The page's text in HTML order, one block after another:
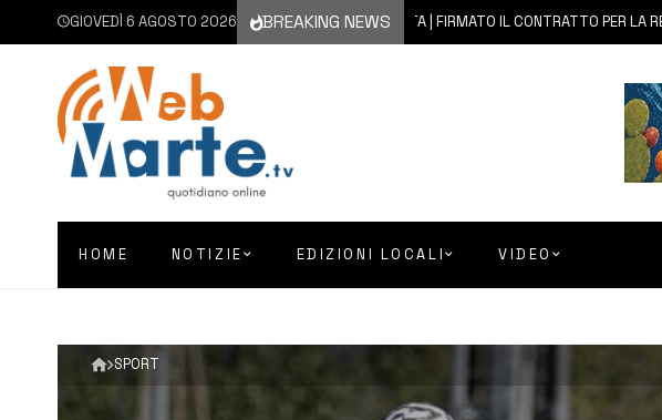
GIOVEDÌ 6 AGOSTO 2026 BREAKING NEWS
6 AGOSTO 2026 AUGUSTA | FIRMATO IL CONTRATTO PER LA
HOME NOTIZIE EDIZIONI LOCALI VIDEO
SPORT